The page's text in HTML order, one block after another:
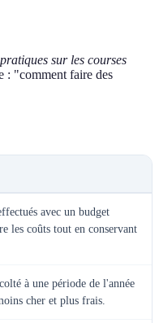
sur les courses
: "comment faire des
avec un budget
les coûts tout en conservant
à une période de l'année
cher et plus frais.